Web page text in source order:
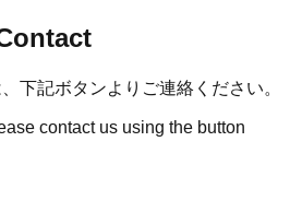
下記ボタンよりご連絡ください。
contact us using the button